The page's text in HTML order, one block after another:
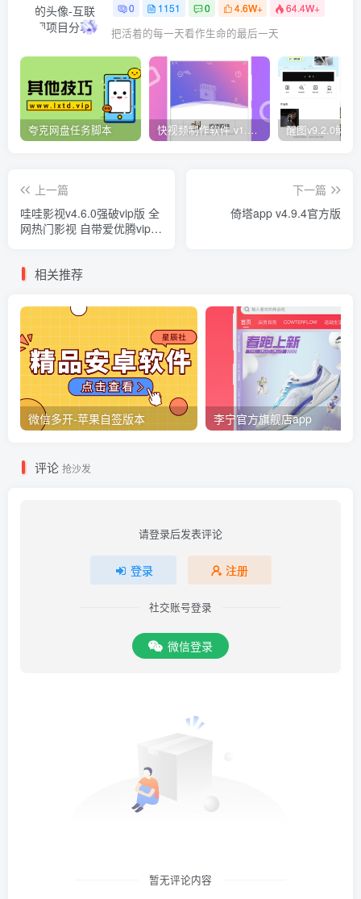
0 1151 0 4.6W+ 64.4W+
把活着的每一天看作生命的最后一天
夸克网盘任务脚本 快视频制作软件 v1.1.1安卓版
上一篇
哇哇影视v4.6.0强破vip版 全
网热门影视 自带爱优腾vip解
下一篇
倚塔app v4.9.4官方版
相关推荐
微信多开-苹果自签版本 李宁官方旗舰店app
评论 抢沙发
请登录后发表评论
登录 注册
社交账号登录
微信登录
暂无评论内容